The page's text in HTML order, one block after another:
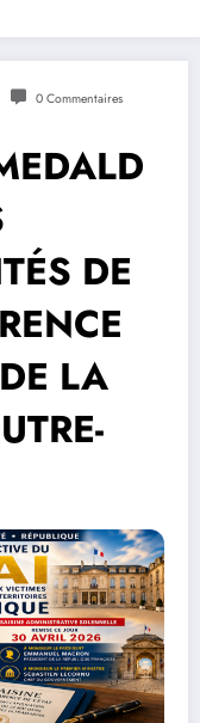
0 Commentaires
DE
LA